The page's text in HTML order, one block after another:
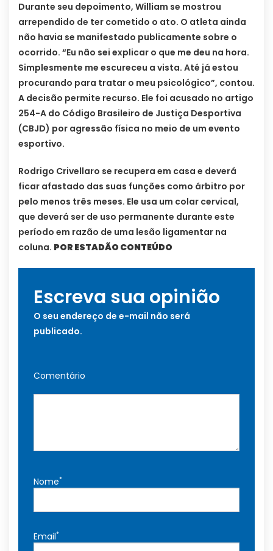
Durante seu depoimento, William se mostrou
arrependido de ter cometido o ato. O atleta ainda
não havia se manifestado publicamente sobre o
ocorrido. “Eu não sei explicar o que me deu na hora.
Simplesmente me escureceu a vista. Até já estou
procurando para tratar o meu psicológico”, contou.
A decisão permite recurso. Ele foi acusado no artigo
254-A do Código Brasileiro de Justiça Desportiva
(CBJD) por agressão física no meio de um evento
esportivo.
Rodrigo Crivellaro se recupera em casa e deverá
ficar afastado das suas funções como árbitro por
pelo menos três meses. Ele usa um colar cervical,
que deverá ser de uso permanente durante este
período em razão de uma lesão ligamentar na
coluna. POR ESTADÃO CONTEÚDO
Escreva sua opinião
O seu endereço de e-mail não será
publicado.
Comentário
Nome*
Email*